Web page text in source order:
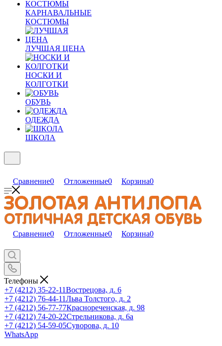
КАРНАВАЛЬНЫЕ
КОСТЮМЫ
ЛУЧШАЯ ЦЕНА
НОСКИ И
КОЛГОТКИ
ОБУВЬ
ОДЕЖДА
ШКОЛА
Сравнение0 Отложенные0 Корзина0
Сравнение0 Отложенные0 Корзина0
Телефоны
+7 (4212) 35-22-11Вострецова, д. 6
+7 (4212) 76-44-11Льва Толстого, д. 2
+7 (4212) 56-77-77Краснореченская, д. 98
+7 (4212) 74-20-22Стрельникова, д. 6а
+7 (4212) 54-59-05Суворова, д. 10
WhatsApp